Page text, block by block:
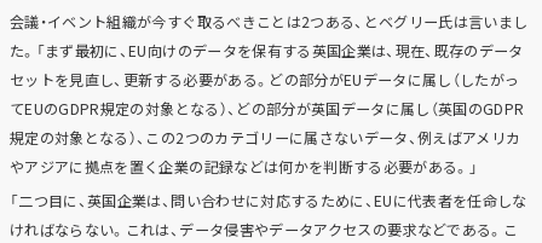
会議・イベント組織が今すぐ取るべきことは2つある、とベグリー氏は言いまし
た。「まず最初に、EU向けのデータを保有する英国企業は、現在、既存のデータ
セットを見直し、更新する必要がある。どの部分がEUデータに属し（したがっ
てEUのGDPR規定の対象となる）、どの部分が英国データに属し（英国のGDPR
規定の対象となる）、この2つのカテゴリーに属さないデータ、例えばアメリカ
やアジアに拠点を置く企業の記録などは何かを判断する必要がある。」
「二つ目に、英国企業は、問い合わせに対応するために、EUに代表者を任命しな
ければならない。これは、データ侵害やデータアクセスの要求などである。こ